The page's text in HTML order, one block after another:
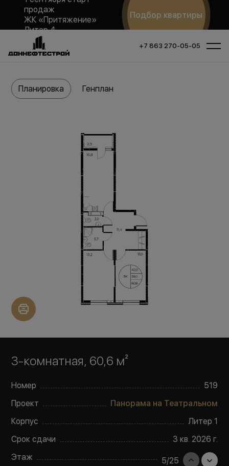
продаж
ЖК «Притяжение»
Литер 4
Подбор квартиры
+7 863 270-05-05
3-комнатная, 60,6 м²
Номер
519
Проект
Панорама на Театральном
Корпус
Литер 1
Срок сдачи
3 кв. 2026 г.
Этаж
5/25
Планировка Генплан